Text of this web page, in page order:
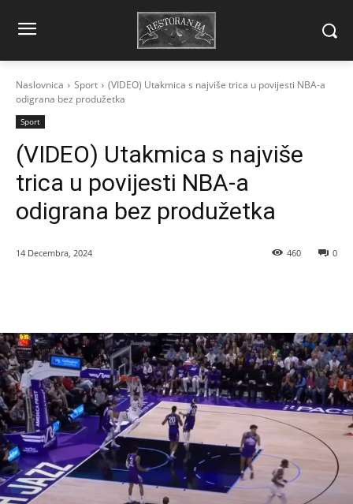
Naslovnica Sport
(VIDEO) Utakmica s najviše trica u povijesti NBA-a
odigrana bez produžetka
Sport
(VIDEO) Utakmica s najviše
trica u povijesti NBA-a
odigrana bez produžetka
14 Decembra, 2024 0
460